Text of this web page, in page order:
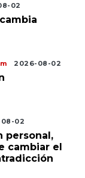
02
2026-08-02
02
personal,
cambiar el